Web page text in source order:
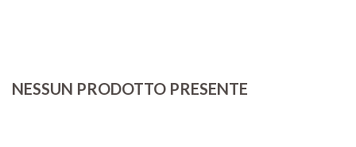
NESSUN PRODOTTO PRESENTE